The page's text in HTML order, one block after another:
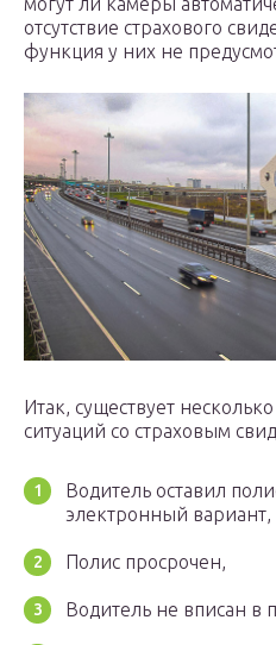
отсутствие страхового
функция у них не
Итак, существует
ситуаций со страховым
Водитель оставил
электронный вариант,
Полис просрочен,
Водитель не вписан в